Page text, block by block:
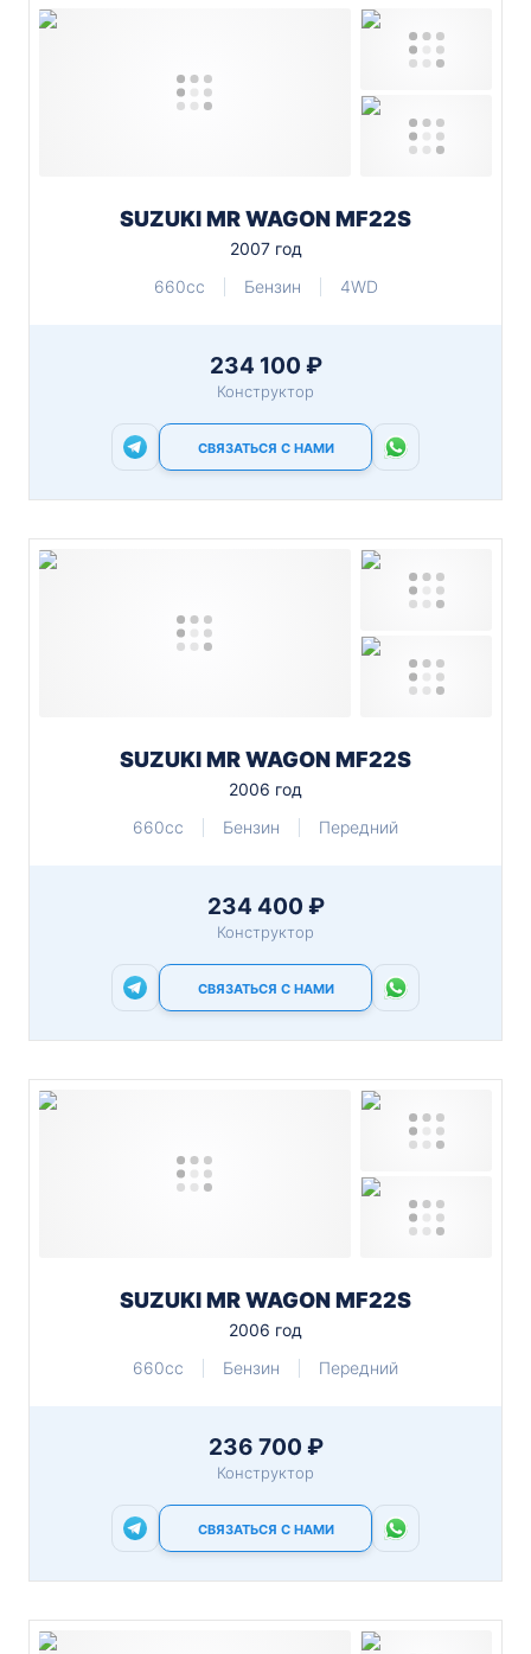
SUZUKI MR WAGON MF22S
2007 год
660cc
Бензин 4WD
234 100 ₽
Конструктор
СВЯЗАТЬСЯ С НАМИ
SUZUKI MR WAGON MF22S
2006 год
660cc
Бензин Передний
234 400 ₽
Конструктор
СВЯЗАТЬСЯ С НАМИ
SUZUKI MR WAGON MF22S
2006 год
660cc
Бензин Передний
236 700 ₽
Конструктор
СВЯЗАТЬСЯ С НАМИ